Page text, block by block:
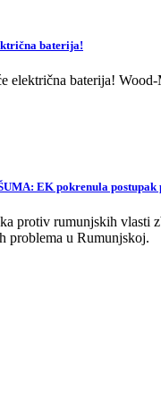
baterija!
baterija!
EK pokrenula postupak
protiv rumunjskih vlasti
problema u Rumunjskoj.